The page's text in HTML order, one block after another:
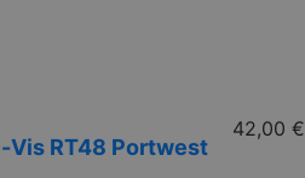
Vis RT48 Portwest
42,00 €